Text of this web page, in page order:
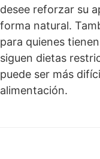
desee reforzar su
forma natural.
para quienes
siguen dietas
puede ser más
alimentación.